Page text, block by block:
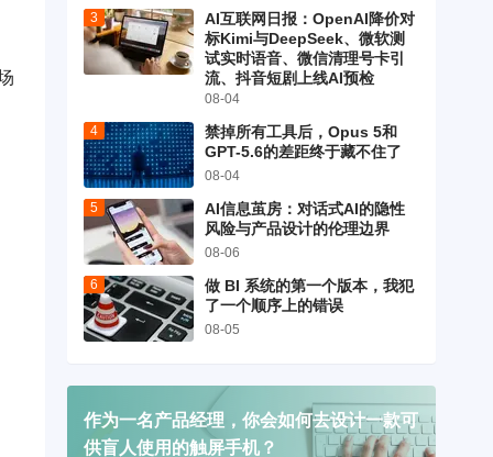
AI互联网日报：OpenAI降价对
标Kimi与DeepSeek、微软测
试实时语音、微信清理号卡引
流、抖音短剧上线AI预检
08-04
禁掉所有工具后，Opus 5和
GPT-5.6的差距终于藏不住了
08-04
AI信息茧房：对话式AI的隐性
风险与产品设计的伦理边界
08-06
做 BI 系统的第一个版本，我犯
了一个顺序上的错误
08-05
作为一名产品经理，你会如何去设计一款可
供盲人使用的触屏手机？